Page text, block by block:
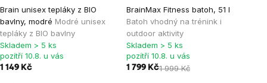
Brain unisex tepláky z BIO
bavlny, modré Modré unisex
tepláky z BIO bavlny
hodnocení
produktu
je
4,0
z
Skladem > 5 ks
pozítří 10.8. u vás
1 149 Kč
BrainMax Fitness batoh, 51 l
Batoh vhodný na trénink i
outdoor aktivity
hodnocení
produktu
je
4,4
z
Skladem > 5 ks
pozítří 10.8. u vás
1 799 Kč1 999 Kč